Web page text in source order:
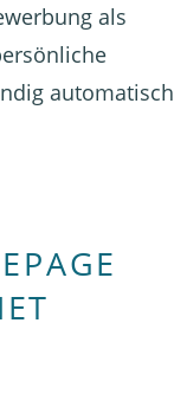
als
automatisch